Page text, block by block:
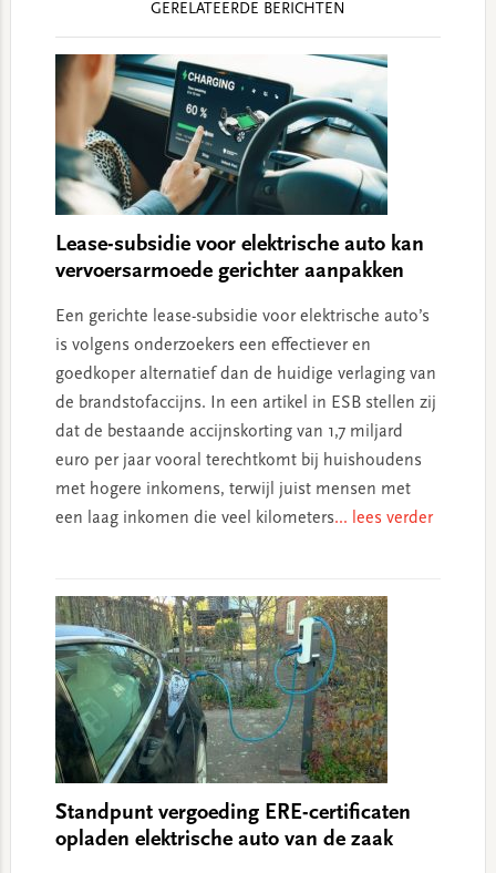
GERELATEERDE BERICHTEN
Lease-subsidie voor elektrische auto kan
vervoersarmoede gerichter aanpakken
Een gerichte lease-subsidie voor elektrische auto’s
is volgens onderzoekers een effectiever en
goedkoper alternatief dan de huidige verlaging van
de brandstofaccijns. In een artikel in ESB stellen zij
dat de bestaande accijnskorting van 1,7 miljard
euro per jaar vooral terechtkomt bij huishoudens
met hogere inkomens, terwijl juist mensen met
een laag inkomen die veel kilometers... lees verder
Standpunt vergoeding ERE-certificaten
opladen elektrische auto van de zaak